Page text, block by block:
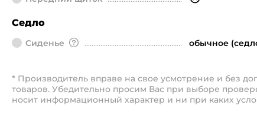
Седло
Сиденье обычное
* Производитель вправе на свое усмотрение и без
товаров. Убедительно просим Вас при выборе
носит информационный характер и ни при каких